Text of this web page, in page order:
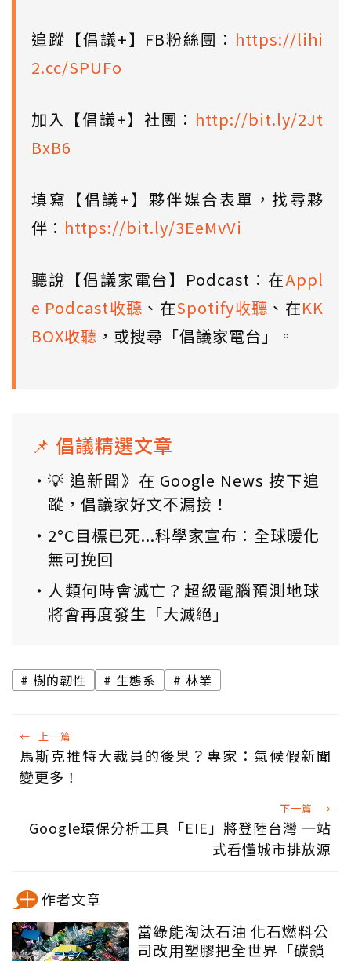
追蹤【倡議+】FB粉絲團： https://lihi
2.cc/SPUFo
加入【倡議+】社團： http://bit.ly/2Jt
BxB6
填寫【倡議+】夥伴媒合表單，找尋夥
伴： https://bit.ly/3EeMvVi
聽說【倡議家電台】Podcast：在Appl
e Podcast收聽 、在Spotify收聽 、在KK
BOX收聽 ，或搜尋「倡議家電台」。
📌 倡議精選文章
💡 追新聞》在 Google News 按下追
蹤，倡議家好文不漏接！
2°C目標已死...科學家宣布：全球暖化
無可挽回
人類何時會滅亡？超級電腦預測地球
將會再度發生「大滅絕」
樹的韌性 生態系 林業
← 上一篇
馬斯克推特大裁員的後果？專家：氣候假新聞
變更多！
下一篇 →
Google環保分析工具「EIE」將登陸台灣 一站
式看懂城市排放源
作者文章
當綠能淘汰石油 化石燃料公
司改用塑膠把全世界「碳鎖